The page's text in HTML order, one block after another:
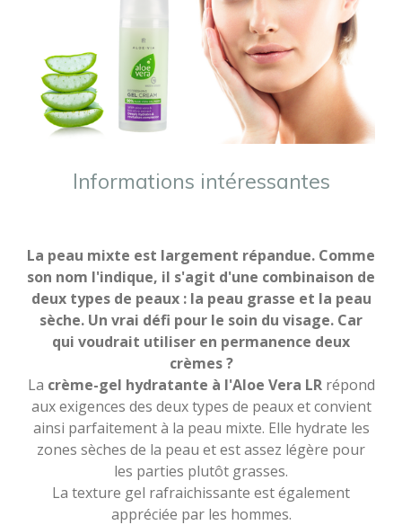
Informations intéressantes
La peau mixte est largement répandue. Comme
son nom l'indique, il s'agit d'une combinaison de
deux types de peaux : la peau grasse et la peau
sèche. Un vrai défi pour le soin du visage. Car
qui voudrait utiliser en permanence deux
crèmes ?
La crème-gel hydratante à l'Aloe Vera LRrépond
aux exigences des deux types de peaux et convient
ainsi parfaitement à la peau mixte. Elle hydrate les
zones sèches de la peau et est assez légère pour
les parties plutôt grasses.
La texture gel rafraichissante est également
appréciée par les hommes.